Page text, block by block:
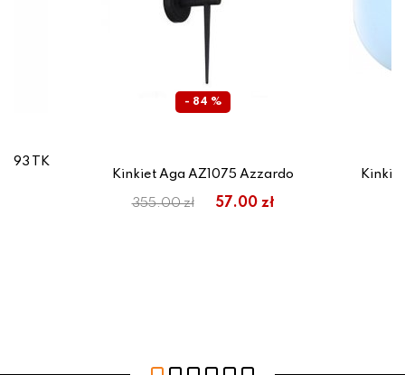
TK
- 84 %
Kinkiet Aga AZ1075 Azzardo
355.00 zł 57.00 zł
Kinkiet